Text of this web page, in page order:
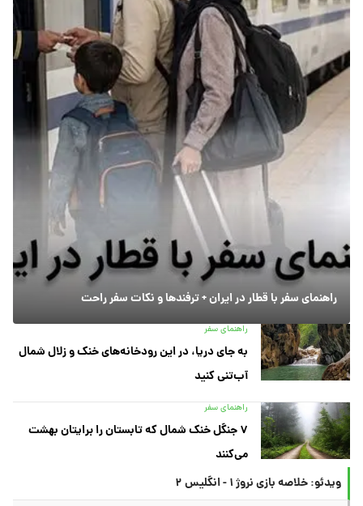
راهنمای سفر با قطار در ایران + ترفندها و نکات سفر راحت
راهنمای سفر
به جای دریا، در این رودخانه‌های خنک و زلال شمال
آب‌تنی کنید
راهنمای سفر
۷ جنگل خنک شمال که تابستان را برایتان بهشت
می‌کنند
ویدئو: خلاصه بازی نروژ ۱ - انگلیس ۲